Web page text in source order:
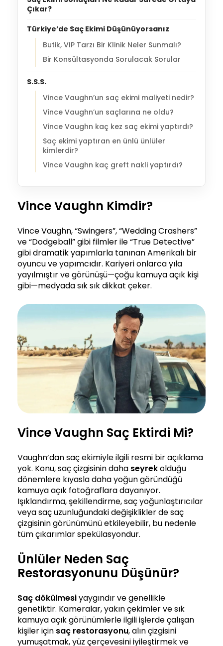
Çıkar?
Türkiye’de Saç Ekimi Düşünüyorsanız
Butik, VIP Tarzı Bir Klinik Neler Sunmalı?
Bir Konsültasyonda Sorulacak Sorular
S.S.S.
Vince Vaughn’un saç ekimi maliyeti nedir?
Vince Vaughn’un saçlarına ne oldu?
Vince Vaughn kaç kez saç ekimi yaptırdı?
Saç ekimi yaptıran en ünlü ünlüler
kimlerdir?
Vince Vaughn kaç greft nakli yaptırdı?
Vince Vaughn Kimdir?
Vince Vaughn, “Swingers”, “Wedding Crashers”
ve “Dodgeball” gibi filmler ile “True Detective”
gibi dramatik yapımlarla tanınan Amerikalı bir
oyuncu ve yapımcıdır. Kariyeri onlarca yıla
yayılmıştır ve görünüşü—çoğu kamuya açık kişi
gibi—medyada sık sık dikkat çeker.
Vince Vaughn Saç Ektirdi Mi?
Vaughn’dan saç ekimiyle ilgili resmi bir açıklama
yok. Konu, saç çizgisinin daha seyrekolduğu
dönemlere kıyasla daha yoğun göründüğü
kamuya açık fotoğraflara dayanıyor.
Işıklandırma, şekillendirme, saç yoğunlaştırıcılar
veya saç uzunluğundaki değişiklikler de saç
çizgisinin görünümünü etkileyebilir, bu nedenle
tüm çıkarımlar spekülasyondur.
Ünlüler Neden Saç
Restorasyonunu Düşünür?
Saç dökülmesiyaygındır ve genellikle
genetiktir. Kameralar, yakın çekimler ve sık
kamuya açık görünümlerle ilgili işlerde çalışan
kişiler için saç restorasyonu, alın çizgisini
yumuşatmak, yüz çerçevesini iyileştirmek ve